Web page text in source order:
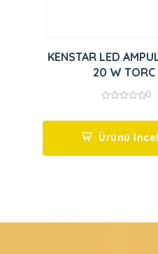
KENSTAR LED
20 W TORC
5
0
Ürünü